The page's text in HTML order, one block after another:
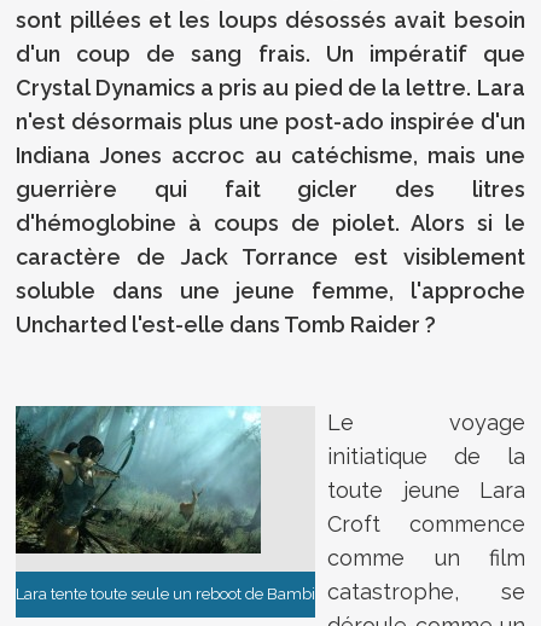
sont pillées et les loups désossés avait besoin
d'un coup de sang frais. Un impératif que
Crystal Dynamics a pris au pied de la lettre. Lara
n'est désormais plus une post-ado inspirée d'un
Indiana Jones accroc au catéchisme, mais une
guerrière qui fait gicler des litres
d'hémoglobine à coups de piolet. Alors si le
caractère de Jack Torrance est visiblement
soluble dans une jeune femme, l'approche
Uncharted l'est-elle dans Tomb Raider ?
Lara tente toute seule un reboot de Bambi
Le voyage
initiatique de la
toute jeune Lara
Croft commence
comme un film
catastrophe, se